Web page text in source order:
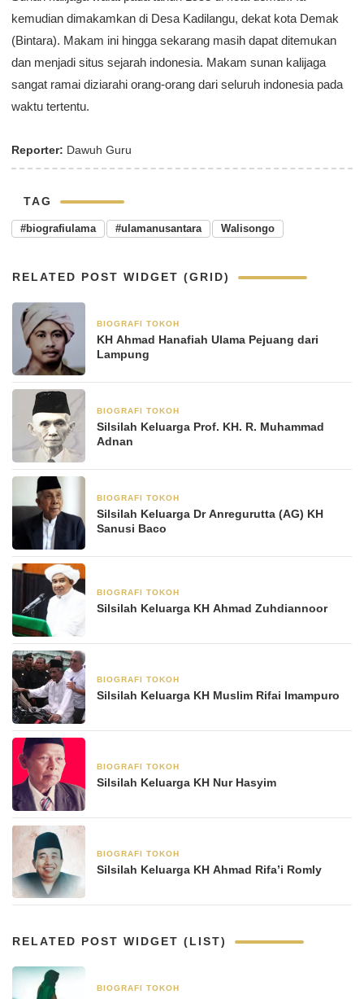
kemudian dimakamkan di Desa Kadilangu, dekat kota Demak
(Bintara). Makam ini hingga sekarang masih dapat ditemukan
dan menjadi situs sejarah indonesia. Makam sunan kalijaga
sangat ramai diziarahi orang-orang dari seluruh indonesia pada
waktu tertentu.
Reporter: Dawuh Guru
TAG
#biografiulama #ulamanusantara Walisongo
RELATED POST WIDGET (GRID)
BIOGRAFI TOKOH
KH Ahmad Hanafiah Ulama Pejuang dari
Lampung
BIOGRAFI TOKOH
Silsilah Keluarga Prof. KH. R. Muhammad
Adnan
BIOGRAFI TOKOH
Silsilah Keluarga Dr Anregurutta (AG) KH
Sanusi Baco
BIOGRAFI TOKOH
Silsilah Keluarga KH Ahmad Zuhdiannoor
BIOGRAFI TOKOH
Silsilah Keluarga KH Muslim Rifai Imampuro
BIOGRAFI TOKOH
Silsilah Keluarga KH Nur Hasyim
BIOGRAFI TOKOH
Silsilah Keluarga KH Ahmad Rifa’i Romly
RELATED POST WIDGET (LIST)
BIOGRAFI TOKOH